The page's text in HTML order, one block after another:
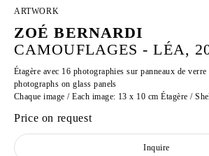
ARTWORK
ZOÉ BERNARDI
CAMOUFLAGES - LÉA,
Étagère avec 16 photographies sur panneaux de
photographs on glass panels
Chaque image / Each image: 13 x 10 cm Étagère /
Price on request
Inquire